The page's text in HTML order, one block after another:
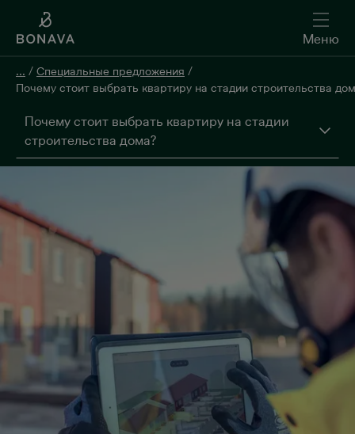
Меню
... / Специальные предложения /
Почему стоит выбрать квартиру на стадии строительства
Почему стоит выбрать квартиру на стадии
строительства дома?